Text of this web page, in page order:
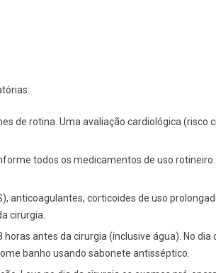
de rotina. Uma avaliação cardiológica (risco
todos os medicamentos de uso
anticoagulantes, corticoides de uso
cirurgia.
antes da cirurgia (inclusive água). No
banho usando sabonete antisséptico.